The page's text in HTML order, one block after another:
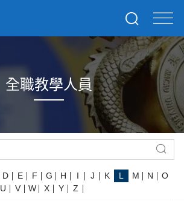
全職教學人員
D E F G H I J K L M N
O
U V W X Y Z